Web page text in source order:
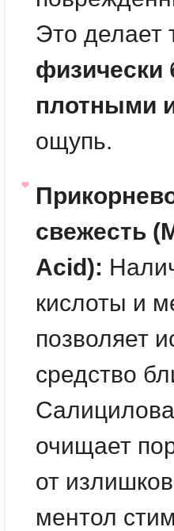
Это делает
физически
плотными
ощупь.
свежесть
Acid):
кислоты и
позволяет
средство
очищает
от
ментол